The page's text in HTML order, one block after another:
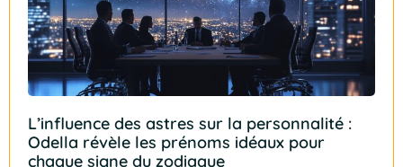
L’influence des astres sur la personnalité :
Odella révèle les prénoms idéaux pour
chaque signe du zodiaque